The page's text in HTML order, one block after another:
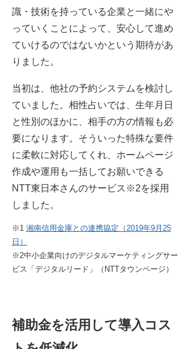
識・技術を持っている企業と一緒にや
っていくことによって、安心して進め
ていけるのではないかという期待があ
りました。
当初は、他社の予約システムを検討し
ていました。相性占いでは、生年月日
と性別のほかに、相手の方の情報も必
要になります。そういった特殊な要件
に柔軟に対応してくれ、ホームページ
作成や運用も一括してお願いできる
NTT東日本さんのサービス※2を採用
しました。
※1 湘南信用金庫との連携協定（2019年9月25
日）
※2中小企業向けのデジタルマーケティングサー
ビス「デジタルリード」（NTTタウンページ）
補助金を活用して導入コス